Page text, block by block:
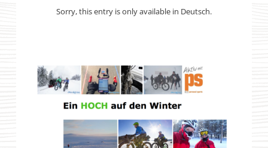
Sorry, this entry is only available in Deutsch.